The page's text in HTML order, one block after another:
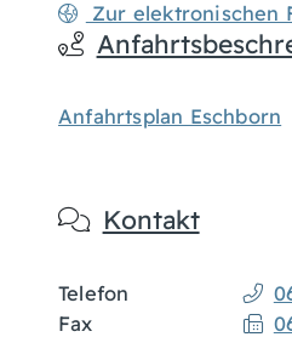
Zur elektronischen
Anfahrtsplan Eschborn
Kontakt
Telefon
Fax